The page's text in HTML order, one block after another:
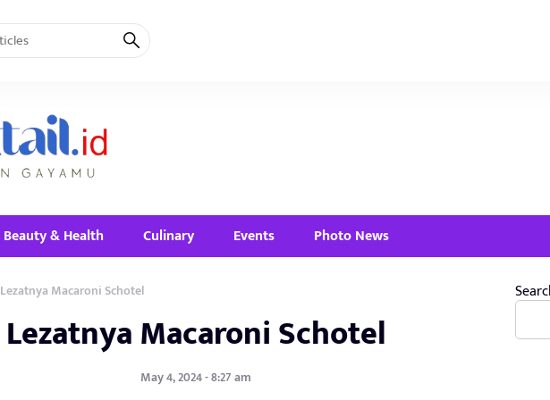
Beauty & Health Culinary Events Photo News
Lezatnya Macaroni Schotel
Lezatnya Macaroni Schotel
May 4, 2024 - 8:27 am